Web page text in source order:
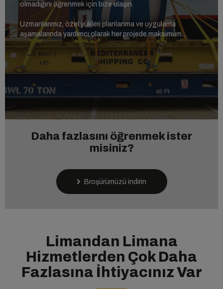
olmadığını öğrenmek için bize ulaşın.
Uzmanlarımız, özel yükleri planlanma ve uygulama
aşamalarında yardımcı olarak her projede maksimum
güvenlik ve emniyeti temin eder.
Daha fazlasını öğrenmek ister
misiniz?
Broşürümüzü indirin
Limandan Limana
Hizmetlerden Çok Daha
Fazlasına İhtiyacınız Var